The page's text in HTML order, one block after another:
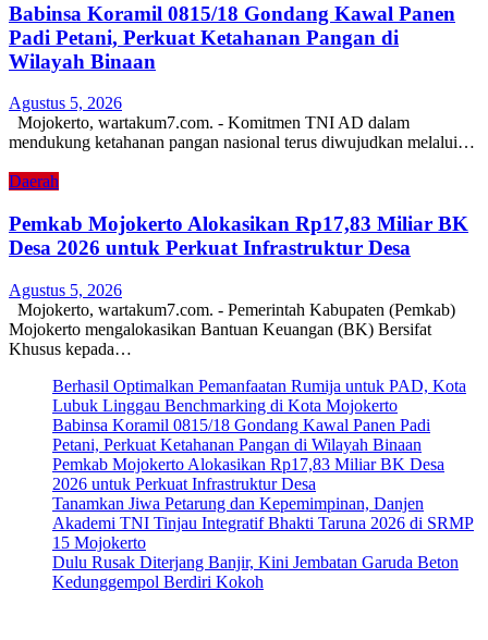
Babinsa Koramil 0815/18 Gondang Kawal Panen
Padi Petani, Perkuat Ketahanan Pangan di
Wilayah Binaan
Agustus 5, 2026
Mojokerto, wartakum7.com. - Komitmen TNI AD dalam
mendukung ketahanan pangan nasional terus diwujudkan melalui…
Daerah
Pemkab Mojokerto Alokasikan Rp17,83 Miliar BK
Desa 2026 untuk Perkuat Infrastruktur Desa
Agustus 5, 2026
Mojokerto, wartakum7.com. - Pemerintah Kabupaten (Pemkab)
Mojokerto mengalokasikan Bantuan Keuangan (BK) Bersifat
Khusus kepada…
Berhasil Optimalkan Pemanfaatan Rumija untuk PAD, Kota
Lubuk Linggau Benchmarking di Kota Mojokerto
Babinsa Koramil 0815/18 Gondang Kawal Panen Padi
Petani, Perkuat Ketahanan Pangan di Wilayah Binaan
Pemkab Mojokerto Alokasikan Rp17,83 Miliar BK Desa
2026 untuk Perkuat Infrastruktur Desa
Tanamkan Jiwa Petarung dan Kepemimpinan, Danjen
Akademi TNI Tinjau Integratif Bhakti Taruna 2026 di SRMP
15 Mojokerto
Dulu Rusak Diterjang Banjir, Kini Jembatan Garuda Beton
Kedunggempol Berdiri Kokoh